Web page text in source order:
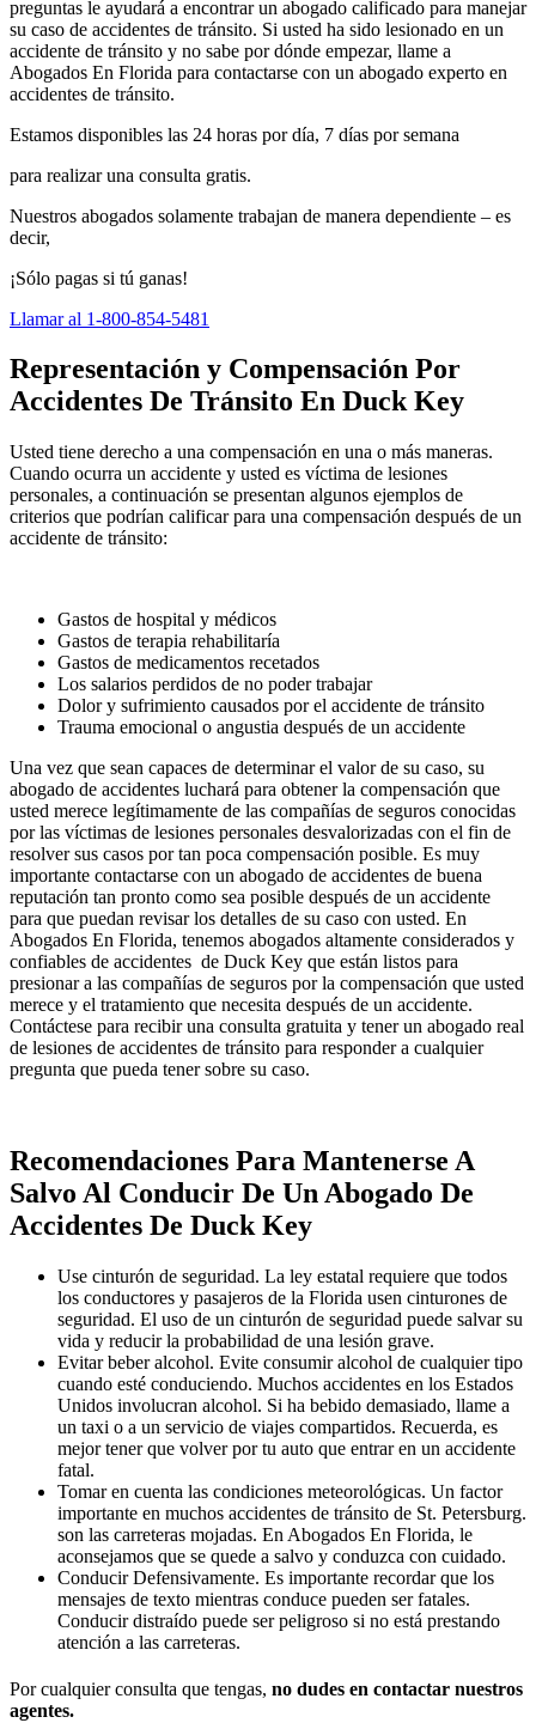
preguntas le ayudará a encontrar un abogado calificado para manejar
su caso de accidentes de tránsito. Si usted ha sido lesionado en un
accidente de tránsito y no sabe por dónde empezar, llame a
Abogados En Florida para contactarse con un abogado experto en
accidentes de tránsito.
Estamos disponibles las 24 horas por día, 7 días por semana
para realizar una consulta gratis.
Nuestros abogados solamente trabajan de manera dependiente – es
decir,
¡Sólo pagas si tú ganas!
Llamar al 1-800-854-5481
Representación y Compensación Por
Accidentes De Tránsito En Duck Key
Usted tiene derecho a una compensación en una o más maneras.
Cuando ocurra un accidente y usted es víctima de lesiones
personales, a continuación se presentan algunos ejemplos de
criterios que podrían calificar para una compensación después de un
accidente de tránsito:
Gastos de hospital y médicos
Gastos de terapia rehabilitaría
Gastos de medicamentos recetados
Los salarios perdidos de no poder trabajar
Dolor y sufrimiento causados por el accidente de tránsito
Trauma emocional o angustia después de un accidente
Una vez que sean capaces de determinar el valor de su caso, su
abogado de accidentes luchará para obtener la compensación que
usted merece legítimamente de las compañías de seguros conocidas
por las víctimas de lesiones personales desvalorizadas con el fin de
resolver sus casos por tan poca compensación posible. Es muy
importante contactarse con un abogado de accidentes de buena
reputación tan pronto como sea posible después de un accidente
para que puedan revisar los detalles de su caso con usted. En
Abogados En Florida, tenemos abogados altamente considerados y
confiables de accidentes de Duck Key que están listos para
presionar a las compañías de seguros por la compensación que usted
merece y el tratamiento que necesita después de un accidente.
Contáctese para recibir una consulta gratuita y tener un abogado real
de lesiones de accidentes de tránsito para responder a cualquier
pregunta que pueda tener sobre su caso.
Recomendaciones Para Mantenerse A
Salvo Al Conducir De Un Abogado De
Accidentes De Duck Key
Use cinturón de seguridad. La ley estatal requiere que todos
los conductores y pasajeros de la Florida usen cinturones de
seguridad. El uso de un cinturón de seguridad puede salvar su
vida y reducir la probabilidad de una lesión grave.
Evitar beber alcohol. Evite consumir alcohol de cualquier tipo
cuando esté conduciendo. Muchos accidentes en los Estados
Unidos involucran alcohol. Si ha bebido demasiado, llame a
un taxi o a un servicio de viajes compartidos. Recuerda, es
mejor tener que volver por tu auto que entrar en un accidente
fatal.
Tomar en cuenta las condiciones meteorológicas. Un factor
importante en muchos accidentes de tránsito de St. Petersburg.
son las carreteras mojadas. En Abogados En Florida, le
aconsejamos que se quede a salvo y conduzca con cuidado.
Conducir Defensivamente. Es importante recordar que los
mensajes de texto mientras conduce pueden ser fatales.
Conducir distraído puede ser peligroso si no está prestando
atención a las carreteras.
Por cualquier consulta que tengas, no dudes en contactar nuestros
agentes.